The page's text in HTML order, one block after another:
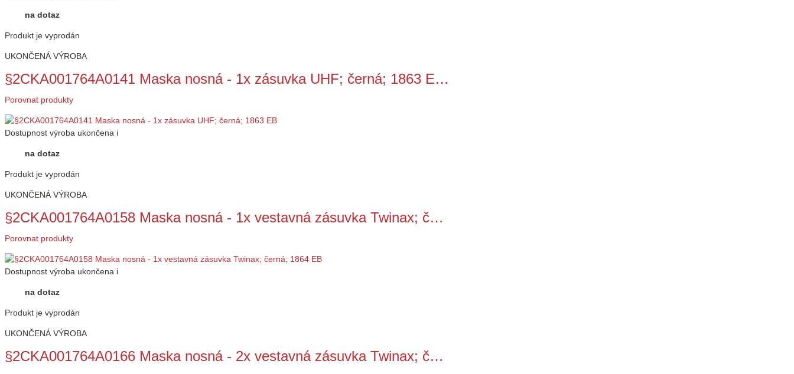
na dotaz
Produkt je vyprodán
UKONČENÁ VÝROBA
§2CKA001764A0141 Maska nosná - 1x zásuvka UHF; černá; 1863 E…
Porovnat produkty
Dostupnost výroba ukončena i
na dotaz
Produkt je vyprodán
UKONČENÁ VÝROBA
§2CKA001764A0158 Maska nosná - 1x vestavná zásuvka Twinax; č…
Porovnat produkty
Dostupnost výroba ukončena i
na dotaz
Produkt je vyprodán
UKONČENÁ VÝROBA
§2CKA001764A0166 Maska nosná - 2x vestavná zásuvka Twinax; č…